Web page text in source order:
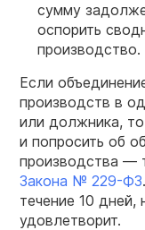
сумму
оспорить
производство.
Если
производств в
или должника,
и попросить об
производства —
Закона № 229-ФЗ
течение 10 дней,
удовлетворит.